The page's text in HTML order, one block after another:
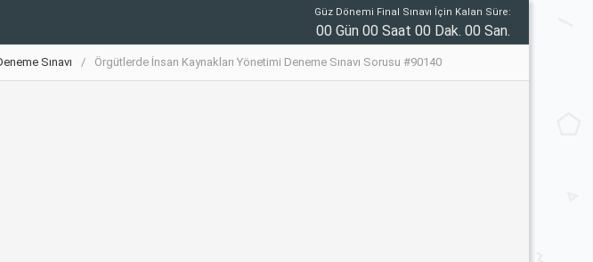
Güz Dönemi Final Sınavı İçin Kalan Süre:
00 Gün 00 Saat 00 Dak. 00 San.
Sınavı Örgütlerde İnsan Kaynakları Yönetimi Deneme Sınavı Sorusu #90140